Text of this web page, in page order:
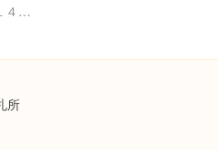
香川県綾歌郡宇多津町山下１４３５
所